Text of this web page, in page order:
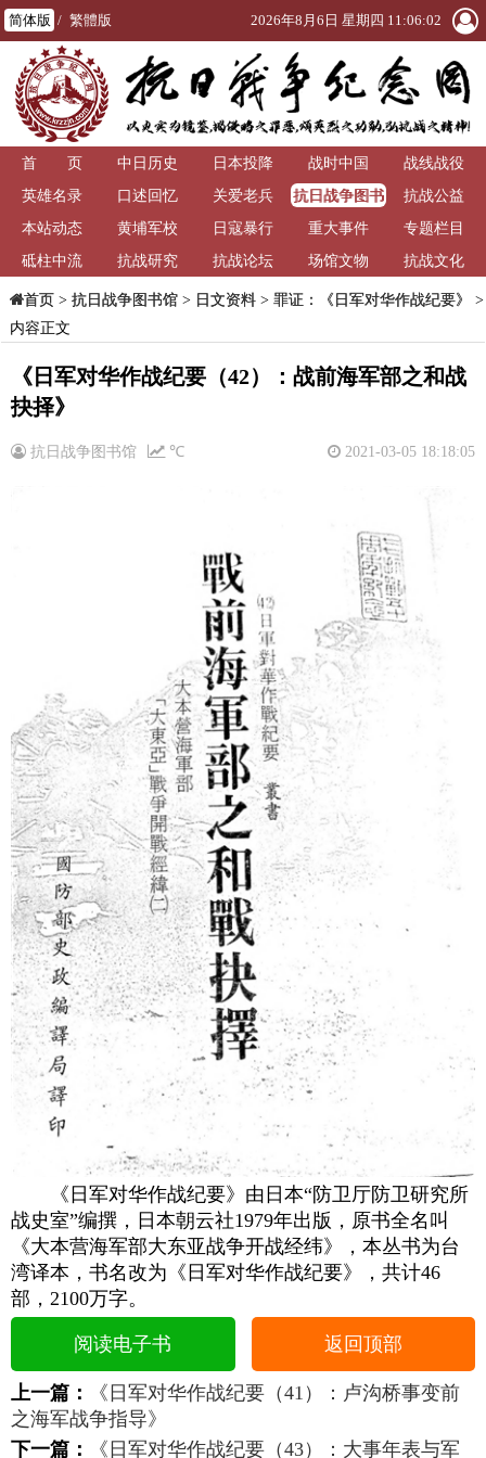
简体版 / 繁體版 2026年8月6日 星期四 11:06:02
首 页 中日历史 日本投降 战时中国
战线战役
英雄名录
口述回忆 关爱老兵
抗日战争图书
馆
抗战公益
本站动态
黄埔军校 日寇暴行 重大事件
专题栏目
砥柱中流
抗战研究 抗战论坛 场馆文物 抗战文化
首页> 抗日战争图书馆> 日文资料> 罪证：《日军对华作战纪要》
>
内容正文
《日军对华作战纪要（42）：战前海军部之和战
抉择》
抗日战争图书馆 2021-03-05 18:18:05
℃
《日军对华作战纪要》由日本“防卫厅防卫研究所
战史室”编撰，日本朝云社1979年出版，原书全名叫
《大本营海军部大东亚战争开战经纬》，本丛书为台
湾译本，书名改为《日军对华作战纪要》，共计46
部，2100万字。
阅读电子书 返回顶部
上一篇：
《日军对华作战纪要（41）：卢沟桥事变前
之海军战争指导》
下一篇：
《日军对华作战纪要（43）：大事年表与军